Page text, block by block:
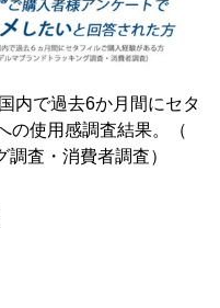
内で過去6か月間にセタ
の使用感調査結果。（
査・消費者調査）